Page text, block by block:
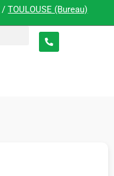
/TOULOUSE (Bureau)